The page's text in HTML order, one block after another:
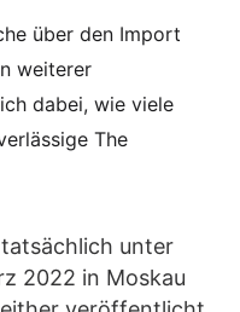
über den Import
weiterer
dabei, wie viele
The
unter
2022 in Moskau